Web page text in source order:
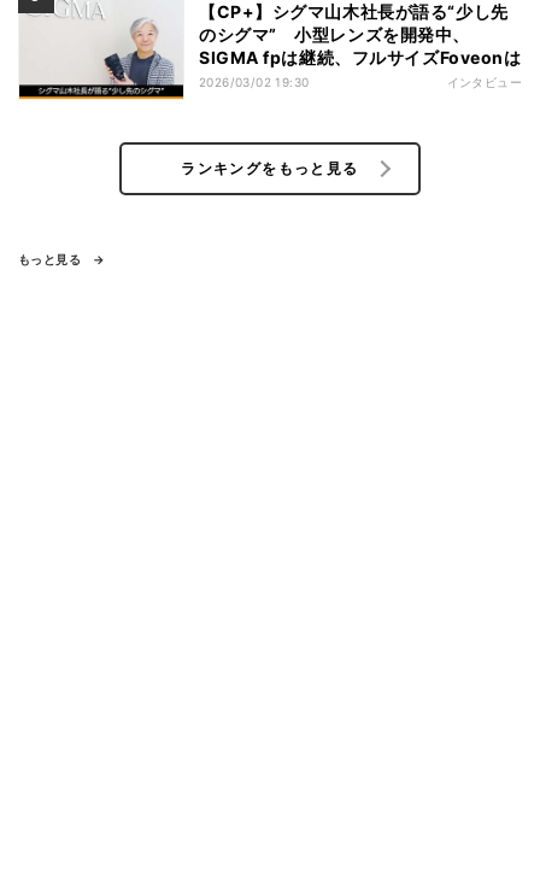
【CP+】シグマ山木社長が語る“少し先
のシグマ” 小型レンズを開発中、
SIGMA fpは継続、フルサイズFoveonは
2026/03/02 19:30 インタビュー
ランキングをもっと見る
もっと見る